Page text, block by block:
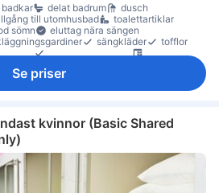
badkar delat badrum
dusch
till utomhusbad
toalettartiklar
sömn
eluttag nära sängen
sängkläder
tofflor
skåp
Se priser
kvinnor (Basic Shared